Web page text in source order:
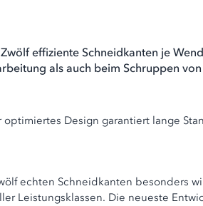
effiziente Schneidkanten je
als auch beim Schruppen
Design garantiert lange
echten Schneidkanten besonders
Leistungsklassen. Die neueste